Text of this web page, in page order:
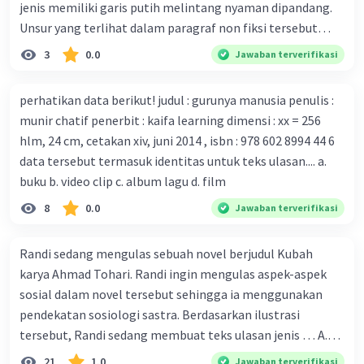
Beri Rating·0.0(0) Balas
mengembangkan virus Corona versi laboratorium dari
tubuh pasien yang terinfeksi untuk uji coba. Tanggapan
yang sesuai dengan berita tersebut adalah ... A.
serangan virus Corona dengan menemukan vaksin virus
tersebut. B. Para ilmuan perlu segera mempelajari virus
corona yang menjadi masalah besar bagi kesehatan dunia
karena persebarannya sangat cepat. C. Masyarakat perlu
mawas diri dan menjaga kesehatan dalam menghadapi
serangan virus corona yang mulai menyebar di Indonesia,
D. Virus corona menjadi masalah besar bagi kesehatan
jenis memiliki garis putih melintang nyaman dipandang.
Unsur yang terlihat dalam paragraf non fiksi tersebut
adalah... A. cara menyajikan isi buku B. bahasa yang
digunakan C. tokoh dan penokohan D. penyajian alur cerita
3 0.0 Jawaban terverifikasi
perhatikan data berikut! judul : gurunya manusia penulis :
munir chatif penerbit : kaifa learning dimensi : xx = 256
hlm, 24 cm, cetakan xiv, juni 2014 , isbn : 978 602 8994 44 6
data tersebut termasuk identitas untuk teks ulasan.... a.
buku b. video clip c. album lagu d. film
8 0.0 Jawaban terverifikasi
Randi sedang mengulas sebuah novel berjudul Kubah
karya Ahmad Tohari. Randi ingin mengulas aspek-aspek
sosial dalam novel tersebut sehingga ia menggunakan
pendekatan sosiologi sastra. Berdasarkan ilustrasi
tersebut, Randi sedang membuat teks ulasan jenis … A.
deskriptif B. objektif C. informatif D. kritisJawaban terverifikasi